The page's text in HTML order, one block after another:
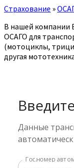
Страхование »
В нашей компании
ОСАГО для
(мотоциклы,
другая